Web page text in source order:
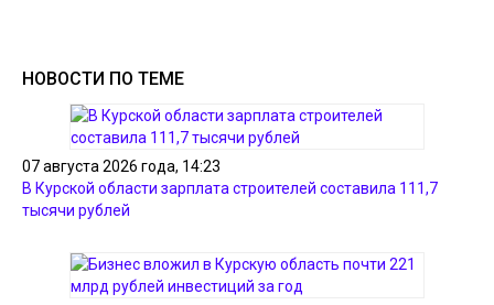
НОВОСТИ ПО ТЕМЕ
07 августа 2026 года, 14:23
В Курской области зарплата строителей составила 111,7
тысячи рублей